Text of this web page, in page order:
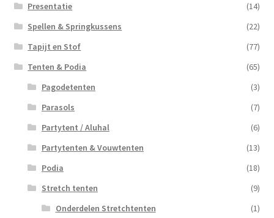
Presentatie
(14)
Spellen & Springkussens
(22)
Tapijt en Stof
(77)
Tenten & Podia
(65)
Pagodetenten
(3)
Parasols
(7)
Partytent / Aluhal
(6)
Partytenten & Vouwtenten
(13)
Podia
(18)
Stretch tenten
(9)
Onderdelen Stretchtenten
(1)